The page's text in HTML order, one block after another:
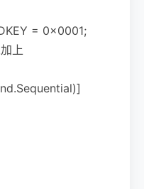
= 0x0001;
上